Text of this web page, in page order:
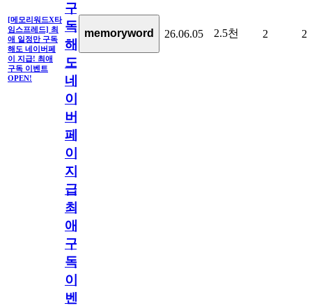
[메모리워드X타
임스프레드] 최
애 일정만 구독
해도 네이버페
이 지급! 최애
구독 이벤트
OPEN!
구
독
해
도
네
이
버
페
이
지
급!
최
애
구
독
이
벤
memoryword 26.06.05 2.5천 2 2